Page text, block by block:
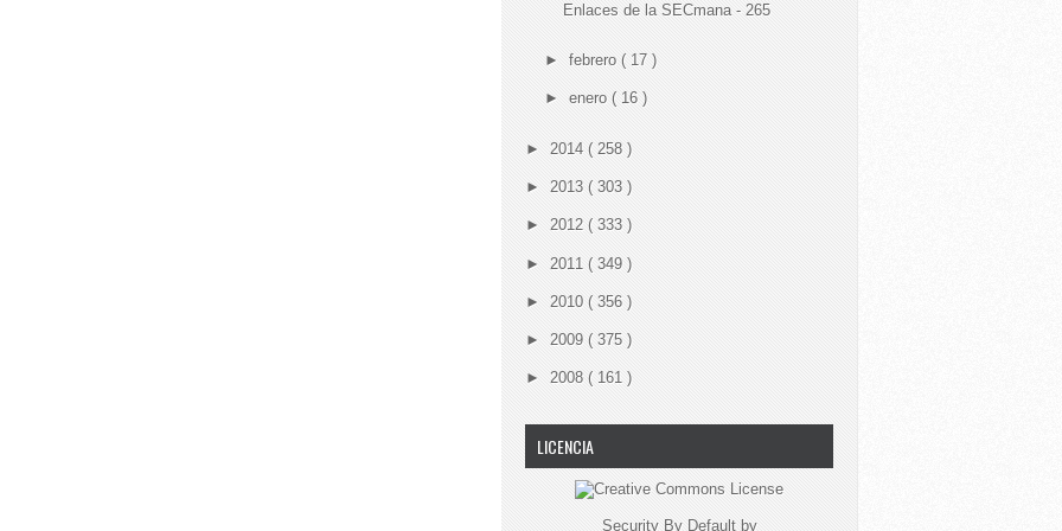
Enlaces de la SECmana - 265
► febrero ( 17 )
► enero ( 16 )
► 2014 ( 258 )
► 2013 ( 303 )
► 2012 ( 333 )
► 2011 ( 349 )
► 2010 ( 356 )
► 2009 ( 375 )
► 2008 ( 161 )
LICENCIA
Security By Defaultby